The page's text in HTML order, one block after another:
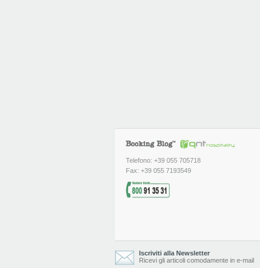
Telefono: +39 055 705718
Fax: +39 055 7193549
Iscriviti alla Newsletter
Ricevi gli articoli comodamente in e-mail